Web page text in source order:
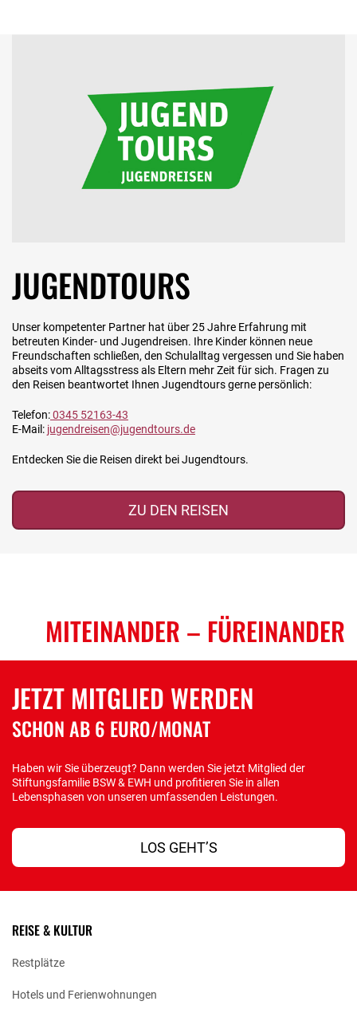
JUGENDTOURS
Unser kompetenter Partner hat über 25 Jahre Erfahrung mit
betreuten Kinder- und Jugendreisen. Ihre Kinder können neue
Freundschaften schließen, den Schulalltag vergessen und Sie haben
abseits vom Alltagsstress als Eltern mehr Zeit für sich. Fragen zu
den Reisen beantwortet Ihnen Jugendtours gerne persönlich:
Telefon:0345 52163-43
E-Mail: jugendreisen@jugendtours.de
Entdecken Sie die Reisen direkt bei Jugendtours.
ZU DEN REISEN
MITEINANDER – FÜREINANDER
JETZT MITGLIED WERDEN
SCHON AB 6 EURO/MONAT
Haben wir Sie überzeugt? Dann werden Sie jetzt Mitglied der
Stiftungsfamilie BSW & EWH und profitieren Sie in allen
Lebensphasen von unseren umfassenden Leistungen.
LOS GEHT’S
REISE & KULTUR
Restplätze
Hotels und Ferienwohnungen